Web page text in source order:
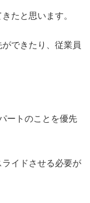
たと思います。
できたり、従業員
ートのことを優先
イドさせる必要が